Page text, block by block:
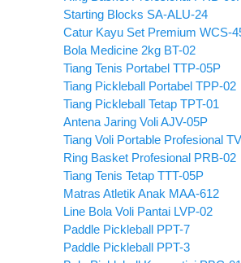
Starting Blocks SA-ALU-24
Catur Kayu Set Premium WCS-
Bola Medicine 2kg BT-02
Tiang Tenis Portabel TTP-05P
Tiang Pickleball Portabel TPP-02
Tiang Pickleball Tetap TPT-01
Antena Jaring Voli AJV-05P
Tiang Voli Portable Profesional
Ring Basket Profesional PRB-02
Tiang Tenis Tetap TTT-05P
Matras Atletik Anak MAA-612
Line Bola Voli Pantai LVP-02
Paddle Pickleball PPT-7
Paddle Pickleball PPT-3